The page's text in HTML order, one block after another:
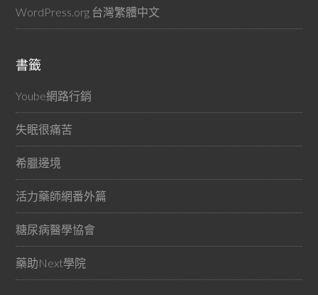
WordPress.org 台灣繁體中文
書籤
Yoube網路行銷
失眠很痛苦
希臘邊境
活力藥師網番外篇
糖尿病醫學協會
藥助Next學院